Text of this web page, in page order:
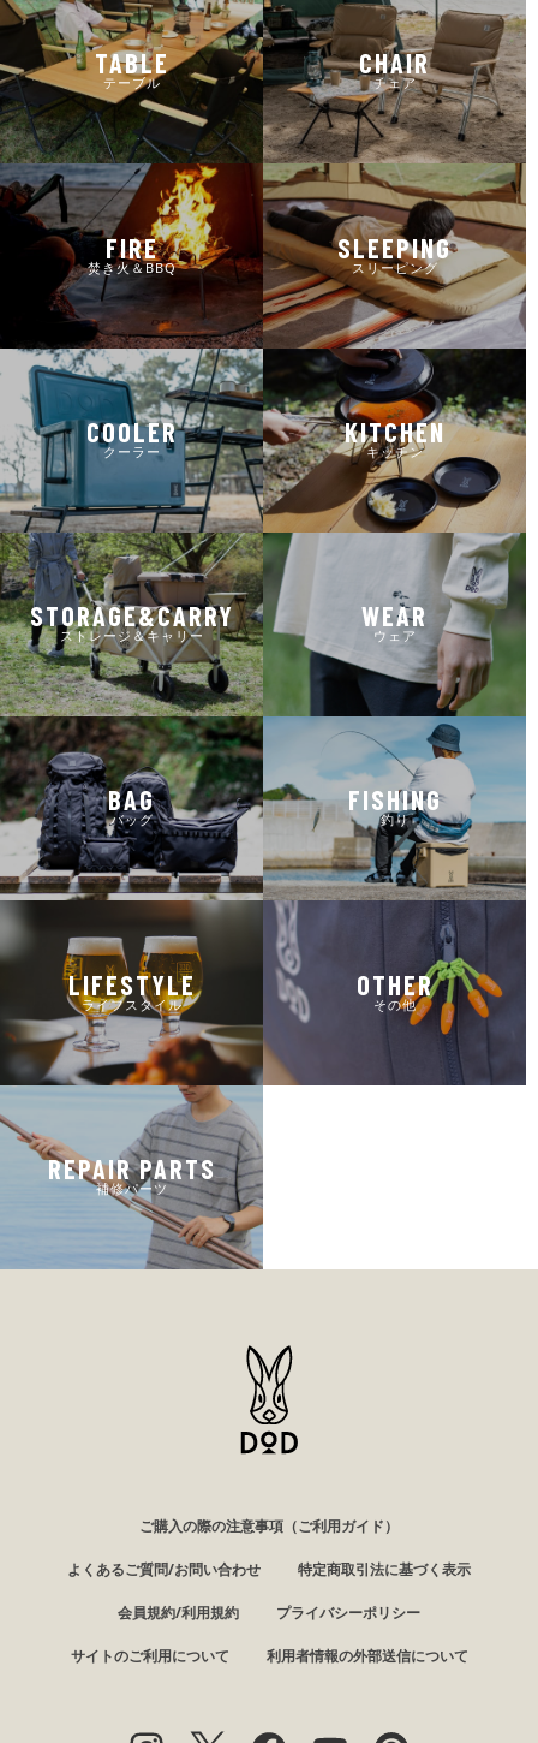
TABLE
テーブル
CHAIR
チェア
FIRE
焚き火＆BBQ
SLEEPING
スリーピング
COOLER
クーラー
KITCHEN
キッチン
STORAGE&CARRY
ストレージ＆キャリー
WEAR
ウェア
BAG
バッグ
FISHING
釣り
LIFESTYLE
ライフスタイル
OTHER
その他
REPAIR PARTS
補修パーツ
ご購入の際の注意事項（ご利用ガイド）
よくあるご質問/お問い合わせ 特定商取引法に基づく表示
会員規約/利用規約 プライバシーポリシー
サイトのご利用について 利用者情報の外部送信について